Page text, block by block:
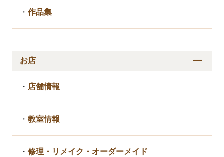
・作品集
お店
・ 店舗情報
・教室情報
・修理・リメイク・ オーダーメイド